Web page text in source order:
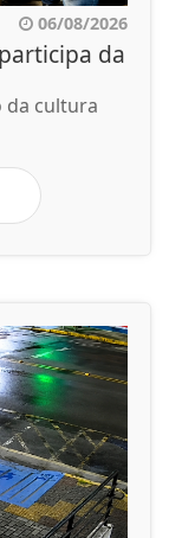
06/08/2026
da
da cultura